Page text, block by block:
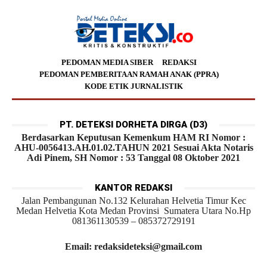
PEDOMAN MEDIA SIBER
REDAKSI
PEDOMAN PEMBERITAAN RAMAH ANAK (PPRA)
KODE ETIK JURNALISTIK
PT. DETEKSI DORHETA DIRGA (D3)
Berdasarkan Keputusan Kemenkum HAM RI Nomor :
AHU-0056413.AH.01.02.TAHUN 2021 Sesuai Akta Notaris
Adi Pinem, SH Nomor : 53 Tanggal 08 Oktober 2021
KANTOR REDAKSI
Jalan Pembangunan No.132 Kelurahan Helvetia Timur Kec
Medan Helvetia Kota Medan Provinsi Sumatera Utara No.Hp
081361130539 – 085372729191
Email: redaksideteksi@gmail.com